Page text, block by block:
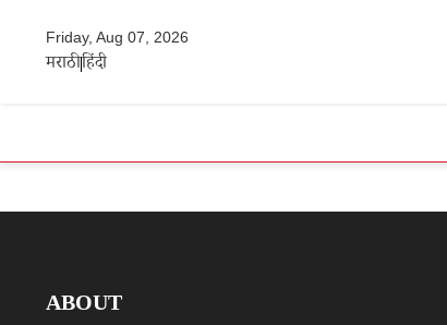
Friday, Aug 07, 2026
मराठीहिंदी
ABOUT